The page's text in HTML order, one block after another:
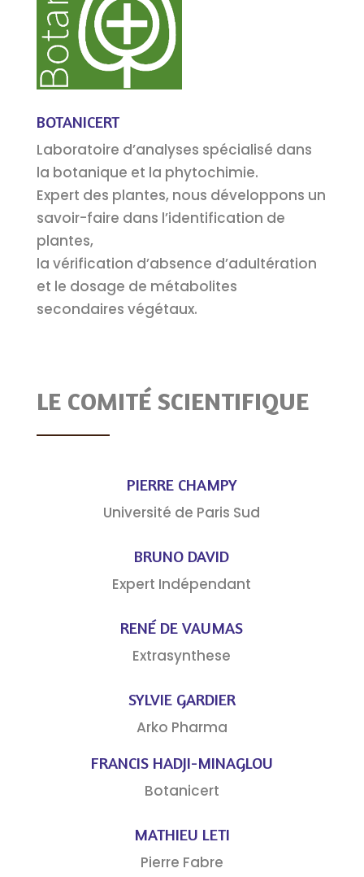
BOTANICERT
Laboratoire d’analyses spécialisé dans
la botanique et la phytochimie.
Expert des plantes, nous développons un
savoir-faire dans l’identification de
plantes,
la vérification d’absence d’adultération
et le dosage de métabolites
secondaires végétaux.
LE COMITÉ SCIENTIFIQUE
PIERRE CHAMPY
Université de Paris Sud
BRUNO DAVID
Expert Indépendant
RENÉ DE VAUMAS
Extrasynthese
SYLVIE GARDIER
Arko Pharma
FRANCIS HADJI-MINAGLOU
Botanicert
MATHIEU LETI
Pierre Fabre